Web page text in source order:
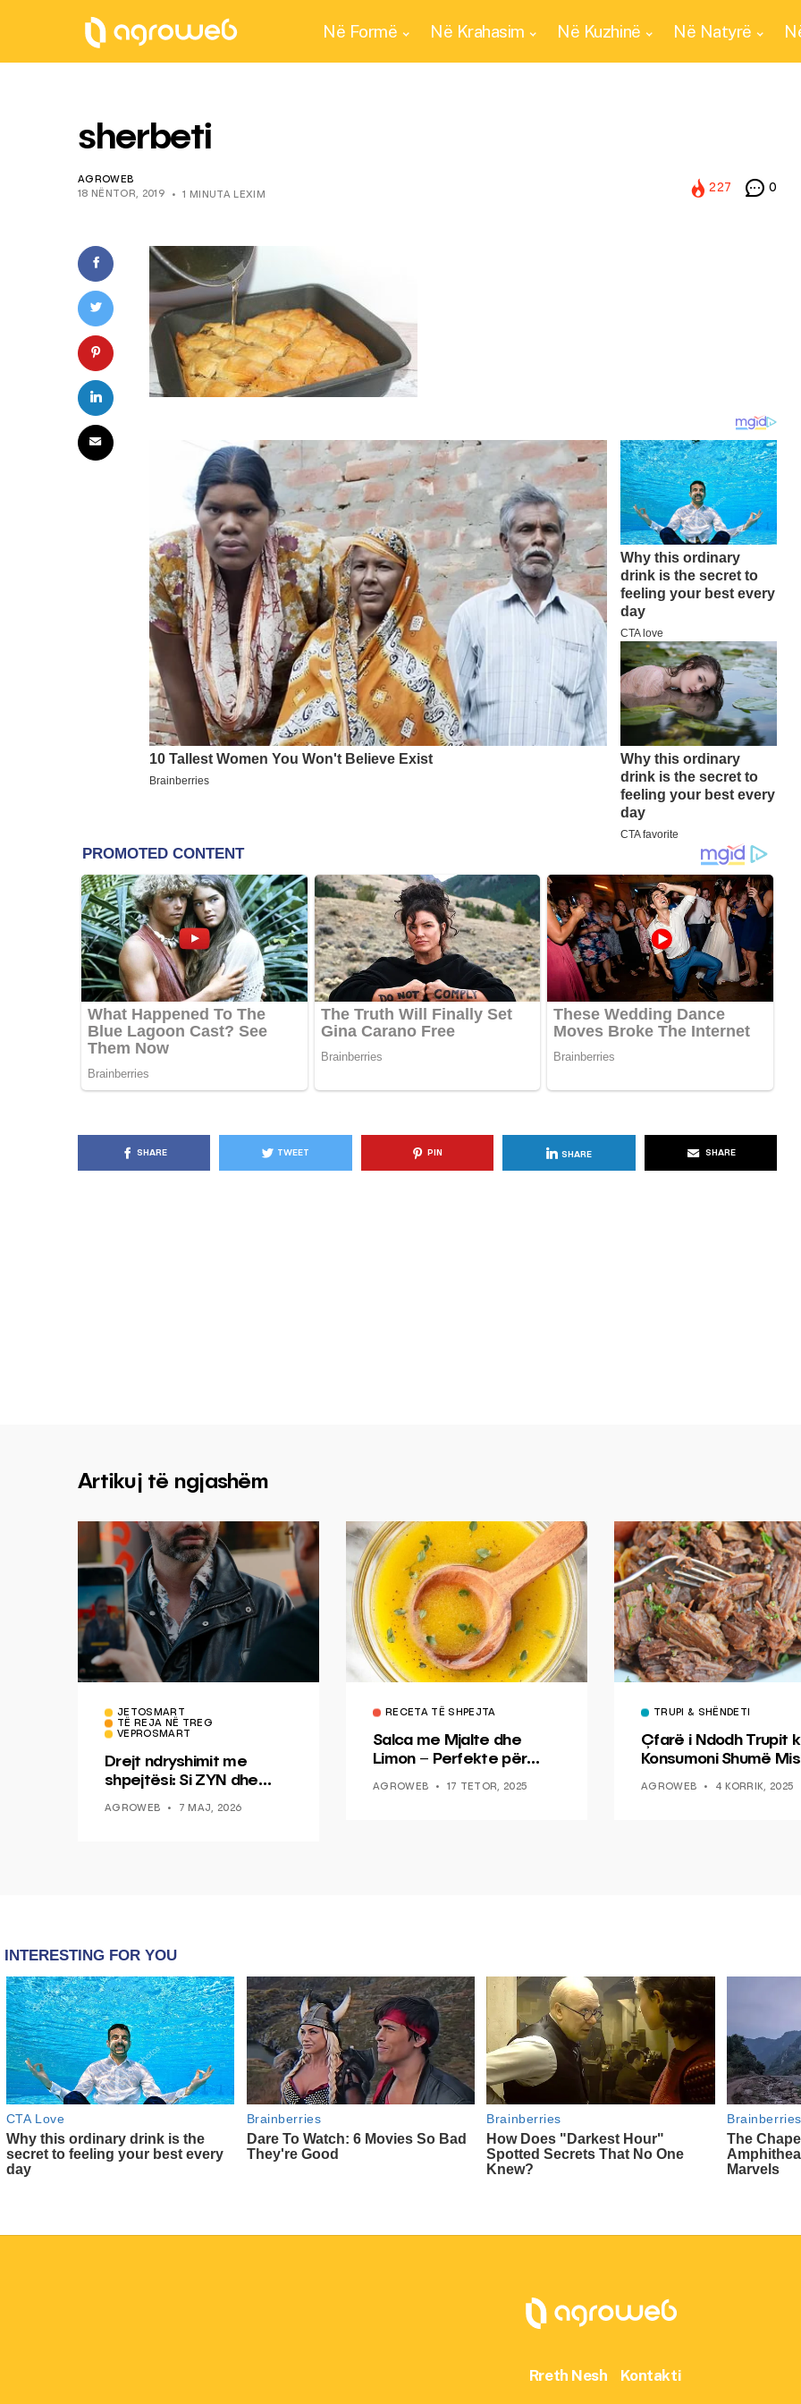
Në Formë Në Krahasim Në Kuzhinë Në Natyrë
sherbeti
AGROWEB
18 NËNTOR, 2019
1 MINUTA LEXIM
227 0
SHARE TWEET PIN SHARE SHARE
Pse Nuk Duhet të Përdorni
Letrën e Aluminit për Ruajtjen
e Ushqimeve
AGROWEB 7 QERSHOR, 2025
Rreziqet dhe Problemet që
Vijnë Nga Akulloret e
Vjetëruara
AGROWEB 10 QERSHOR, 2025
Artikuj të ngjashëm
JETOSMART
TË REJA NË TREG
VEPROSMART
Drejt ndryshimit me
shpejtësi: Si ZYN dhe
epokë të re pa tym
AGROWEB 7 MAJ, 2026
RECETA TË SHPEJTA
Salca me Mjalte dhe
Limon – Perfekte për
AGROWEB 17 TETOR, 2025
TRUPI & SHËNDETI
Çfarë i Ndodh Trupit
Konsumoni Shumë
AGROWEB 4 KORRIK, 2025
Rreth Nesh Kontakti